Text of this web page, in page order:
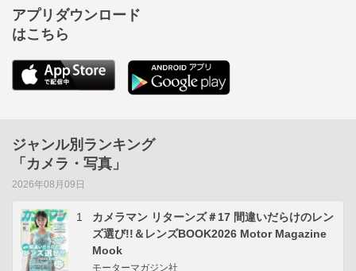
アプリダウンロード
はこちら
ジャンル別ランキング
「カメラ・写真」
2026年08月09日
1
カメラマン リターンズ＃17 間違いだらけのレン
ズ選び!!＆レンズBOOK2026 Motor Magazine
Mook
モーターマガジン社